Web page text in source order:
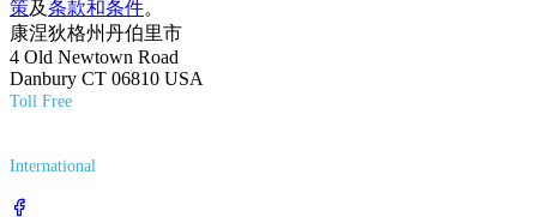
策及条款和条件。
康涅狄格州丹伯里市
4 Old Newtown Road
Danbury CT 06810 USA
Toll Free
International